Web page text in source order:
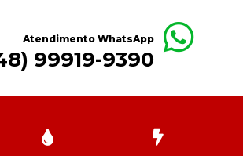
Atendimento WhatsApp
99919-9390